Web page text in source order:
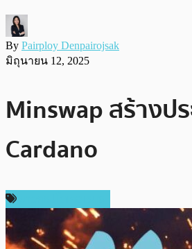
By Pairploy Denpairojsak
มิถุนายน 12, 2025
Minswap สร้างป
Cardano